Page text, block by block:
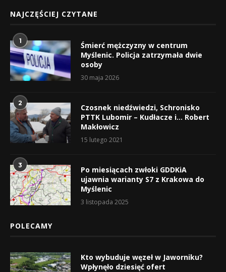
NAJCZĘŚCIEJ CZYTANE
1
Śmierć mężczyzny w centrum
Myślenic. Policja zatrzymała dwie
osoby
30 maja 2026
2
Czosnek niedźwiedzi, Schronisko
PTTK Lubomir – Kudłacze i… Robert
Makłowicz
15 lutego 2021
3
Po miesiącach zwłoki GDDKiA
ujawnia warianty S7 z Krakowa do
Myślenic
3 listopada 2025
POLECAMY
Kto wybuduje węzeł w Jaworniku?
Wpłynęło dziesięć ofert